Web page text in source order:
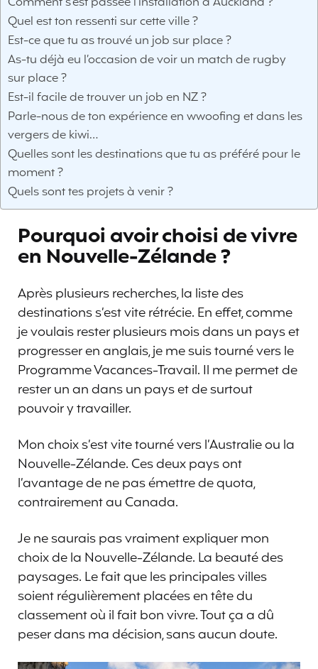
Quel est ton ressenti sur cette ville ?
Est-ce que tu as trouvé un job sur place ?
As-tu déjà eu l’occasion de voir un match de rugby
sur place ?
Est-il facile de trouver un job en NZ ?
Parle-nous de ton expérience en wwoofing et dans les
vergers de kiwi…
Quelles sont les destinations que tu as préféré pour le
moment ?
Quels sont tes projets à venir ?
Pourquoi avoir choisi de vivre
en Nouvelle-Zélande ?
Après plusieurs recherches, la liste des
destinations s’est vite rétrécie. En effet, comme
je voulais rester plusieurs mois dans un pays et
progresser en anglais, je me suis tourné vers le
Programme Vacances-Travail. Il me permet de
rester un an dans un pays et de surtout
pouvoir y travailler.
Mon choix s’est vite tourné vers l’Australie ou la
Nouvelle-Zélande. Ces deux pays ont
l’avantage de ne pas émettre de quota,
contrairement au Canada.
Je ne saurais pas vraiment expliquer mon
choix de la Nouvelle-Zélande. La beauté des
paysages. Le fait que les principales villes
soient régulièrement placées en tête du
classement où il fait bon vivre. Tout ça a dû
peser dans ma décision, sans aucun doute.